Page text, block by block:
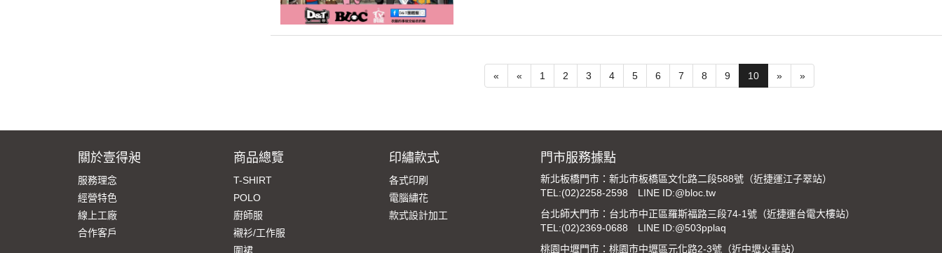
« « 1 2 3 4 5 6 7 8 9 10 » »
關於壹得昶
服務理念
經營特色
線上工廠
合作客戶
商品總覽
T-SHIRT
POLO
廚師服
襯衫/工作服
圍裙
印繡款式
各式印刷
電腦繡花
款式設計加工
門市服務據點
新北板橋門市：新北市板橋區文化路二段588號（近捷運江子翠站）
TEL:(02)2258-2598
LINE ID:@bloc.tw
台北師大門市：台北市中正區羅斯福路三段74-1號（近捷運台電大樓站）
TEL:(02)2369-0688
LINE ID:@503pplaq
桃園中壢門市：桃園市中壢區元化路2-3號（近中壢火車站）